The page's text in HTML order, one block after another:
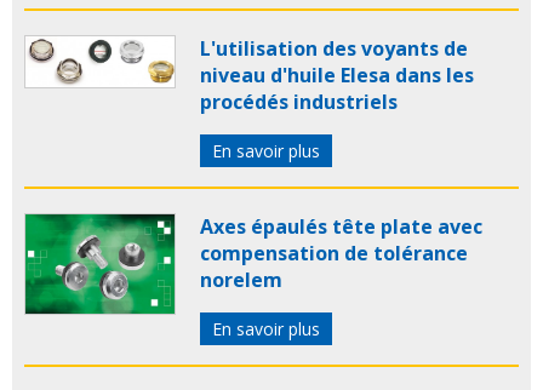
L'utilisation des voyants de
niveau d'huile Elesa dans les
procédés industriels
En savoir plus
Axes épaulés tête plate avec
compensation de tolérance
norelem
En savoir plus